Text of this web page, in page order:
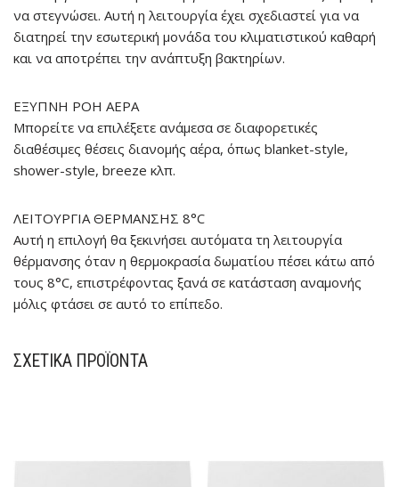
να στεγνώσει. Αυτή η λειτουργία έχει σχεδιαστεί για να
διατηρεί την εσωτερική μονάδα του κλιματιστικού καθαρή
και να αποτρέπει την ανάπτυξη βακτηρίων.
ΕΞΥΠΝΗ ΡΟΗ ΑΕΡΑ
Μπορείτε να επιλέξετε ανάμεσα σε διαφορετικές
διαθέσιμες θέσεις διανομής αέρα, όπως blanket-style,
shower-style, breeze κλπ.
ΛΕΙΤΟΥΡΓΙΑ ΘΕΡΜΑΝΣΗΣ 8°C
Αυτή η επιλογή θα ξεκινήσει αυτόματα τη λειτουργία
θέρμανσης όταν η θερμοκρασία δωματίου πέσει κάτω από
τους 8°C, επιστρέφοντας ξανά σε κατάσταση αναμονής
μόλις φτάσει σε αυτό το επίπεδο.
ΣΧΕΤΙΚΆ ΠΡΟΪΌΝΤΑ